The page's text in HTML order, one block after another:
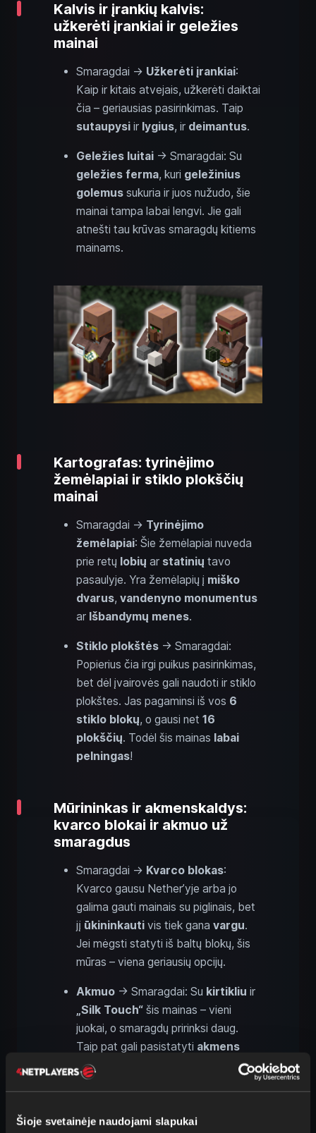
Šioje svetainėje naudojami slapukai
Kalvis ir įrankių kalvis:
užkerėti įrankiai ir geležies
mainai
Smaragdai → Užkerėti įrankiai:
Kaip ir kitais atvejais, užkerėti daiktai
čia – geriausias pasirinkimas. Taip
sutaupysi ir lygius, ir deimantus.
Geležies luitai → Smaragdai: Su
geležies ferma, kuri geležinius
golemus sukuria ir juos nužudo, šie
mainai tampa labai lengvi. Jie gali
atnešti tau krūvas smaragdų kitiems
mainams.
Kartografas: tyrinėjimo
žemėlapiai ir stiklo plokščių
mainai
Smaragdai → Tyrinėjimo
žemėlapiai: Šie žemėlapiai nuveda
prie retų lobių ar statinių tavo
pasaulyje. Yra žemėlapių į miško
dvarus, vandenyno monumentus
ar Išbandymų menes.
Stiklo plokštės → Smaragdai:
Popierius čia irgi puikus pasirinkimas,
bet dėl įvairovės gali naudoti ir stiklo
plokštes. Jas pagaminsi iš vos 6
stiklo blokų, o gausi net 16
plokščių. Todėl šis mainas labai
pelningas!
Mūrininkas ir akmenskaldys:
kvarco blokai ir akmuo už
smaragdus
Smaragdai → Kvarco blokas:
Kvarco gausu Nether’yje arba jo
galima gauti mainais su piglinais, bet
jį ūkininkauti vis tiek gana vargu.
Jei mėgsti statyti iš baltų blokų, šis
mūras – viena geriausių opcijų.
Akmuo → Smaragdai: Su kirtikliu ir
„Silk Touch“ šis mainas – vieni
juokai, o smaragdų pririnksi daug.
Taip pat gali pasistatyti akmens
generatorių
vargo.